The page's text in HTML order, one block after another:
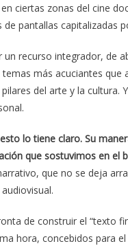
ciertas zonas del cine
pantallas capitalizadas
un recurso integrador, de
más acuciantes
del arte y la
lo tiene claro. Su
que sostuvimos en el
que no se deja
de construir el “texto
hora, concebidos para